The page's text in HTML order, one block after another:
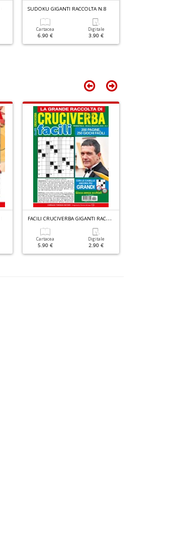
SUDOKU GIGANTI RACCOLTA N.8
Cartacea
6.90 €
Digitale
3.90 €
F
ACILI CRUCIVERBA GIGANTI RACCOLTA N.4
Cartacea
5.90 €
Digitale
2.90 €